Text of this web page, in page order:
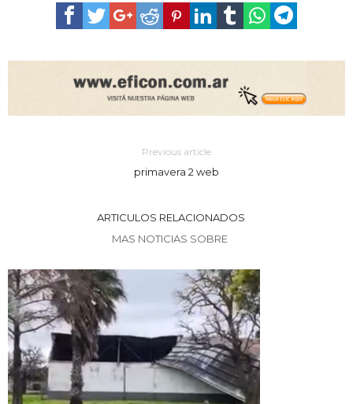
Previous article
primavera 2 web
ARTICULOS RELACIONADOS
MAS NOTICIAS SOBRE